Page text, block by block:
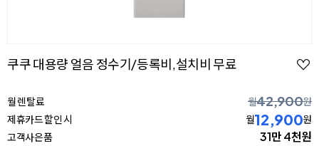
쿠쿠 대용량 얼음 정수기/등록비,설치비 무료
월 렌탈료 월42,900원
제휴카드 할인 시
월12,900원
고객사은품
31만 4천원